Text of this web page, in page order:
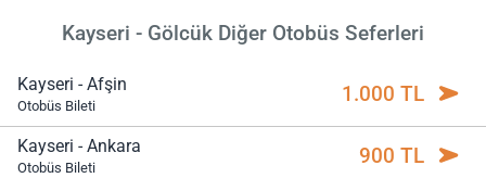
Kayseri - Gölcük Diğer Otobüs Seferleri
Kayseri - Afşin
Otobüs Bileti 1.000 TL
Kayseri - Ankara
Otobüs Bileti 900 TL